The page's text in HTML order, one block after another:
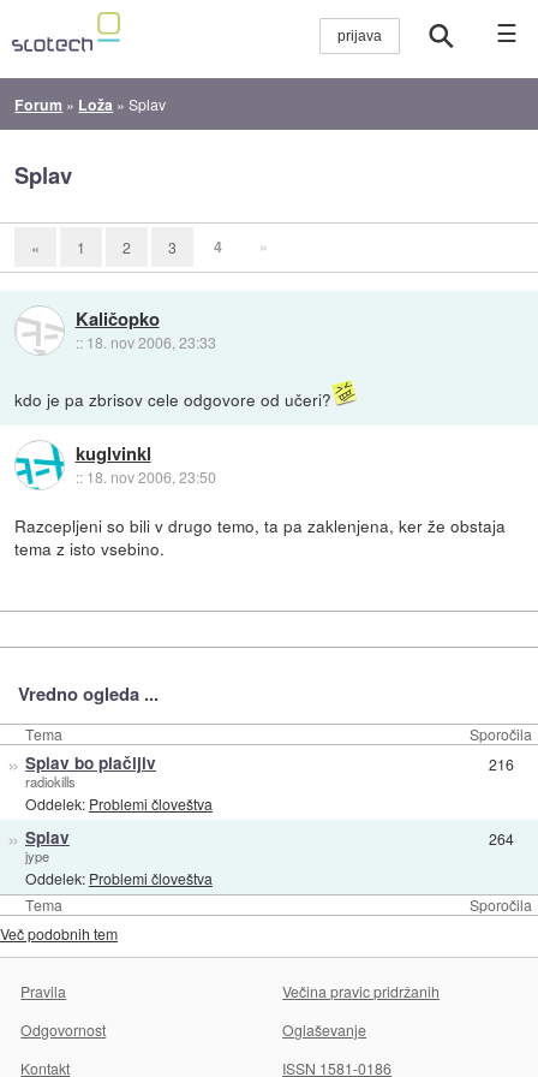
☰
Forum » Loža »Splav
Splav
« 1 2 3 4 »
Kaličopko
:: 18. nov 2006, 23:33
kdo je pa zbrisov cele odgovore od učeri?
kuglvinkl
:: 18. nov 2006, 23:50
Razcepljeni so bili v drugo temo, ta pa zaklenjena, ker že obstaja
tema z isto vsebino.
Vredno ogleda ...
Tema Sporočila
Tema Sporočila
» Splav bo plačljiv
radiokills
Oddelek: Problemi človeštva
216
» Splav
jype
Oddelek: Problemi človeštva
264
Več podobnih tem
Pravila
Večina pravic pridržanih
Odgovornost
Oglaševanje
Kontakt
ISSN 1581-0186